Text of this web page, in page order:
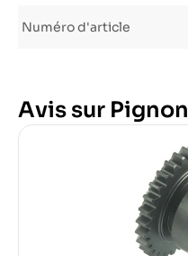
Numéro d'article
Avis sur